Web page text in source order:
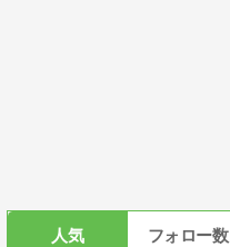
人気 フォロー数